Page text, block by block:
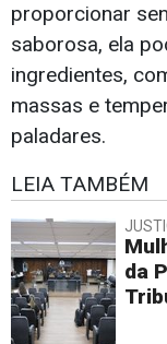
proporcionar
saborosa, ela
ingredientes,
massas e
paladares.
LEIA TAMBÉM
da